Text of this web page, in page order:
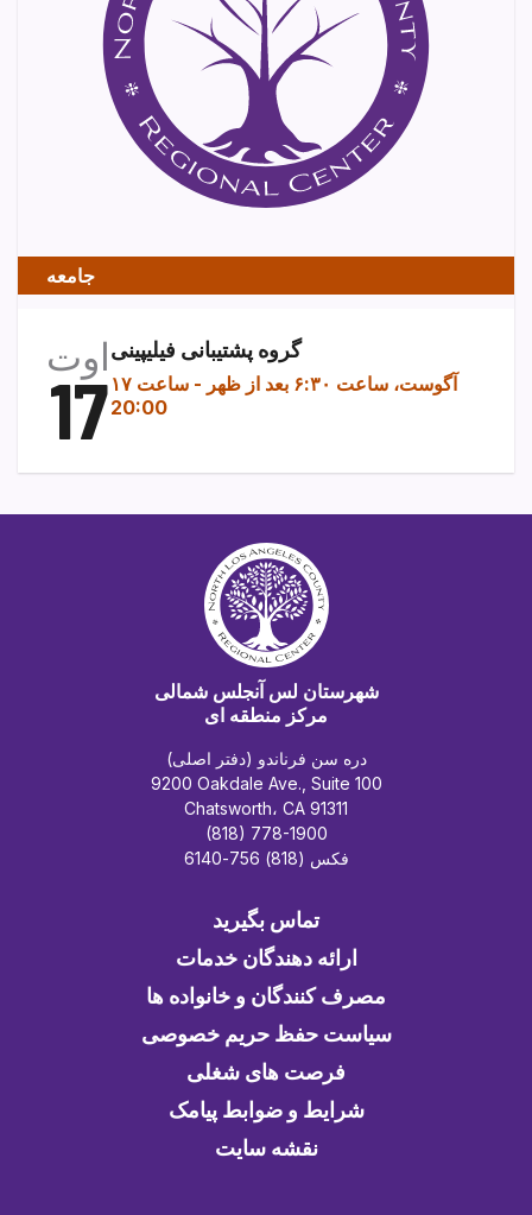
جامعه
اوت
17
گروه پشتیبانی فیلیپینی
۱۷ آگوست، ساعت ۶:۳۰ بعد از ظهر - ساعت
20:00
شهرستان لس آنجلس شمالی
مرکز منطقه ای
دره سن فرناندو (دفتر اصلی)
9200 Oakdale Ave., Suite 100
Chatsworth، CA 91311
(818) 778-1900
فکس (818) 756-6140
تماس بگیرید
ارائه دهندگان خدمات
مصرف کنندگان و خانواده ها
سیاست حفظ حریم خصوصی
فرصت های شغلی
شرایط و ضوابط پیامک
نقشه سایت